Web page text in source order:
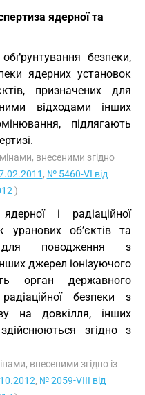
ядерної та
безпеки,
ядерних установок
призначених для
відходами інших
підлягають
внесеними згідно
, № 5460-VI від
)
і радіаційної
уранових об’єктів та
для поводження з
джерел іонізуючого
орган державного
безпеки з
на довкілля, інших
згідно з
внесеними згідно із
, № 2059-VIII від